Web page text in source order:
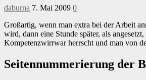
daburna 7. Mai 2009 0
Großartig, wenn man extra bei der Arbeit
wird, dann eine Stunde später, als
Kompetenzwirrwar herrscht und man von
Seitennummerierung der